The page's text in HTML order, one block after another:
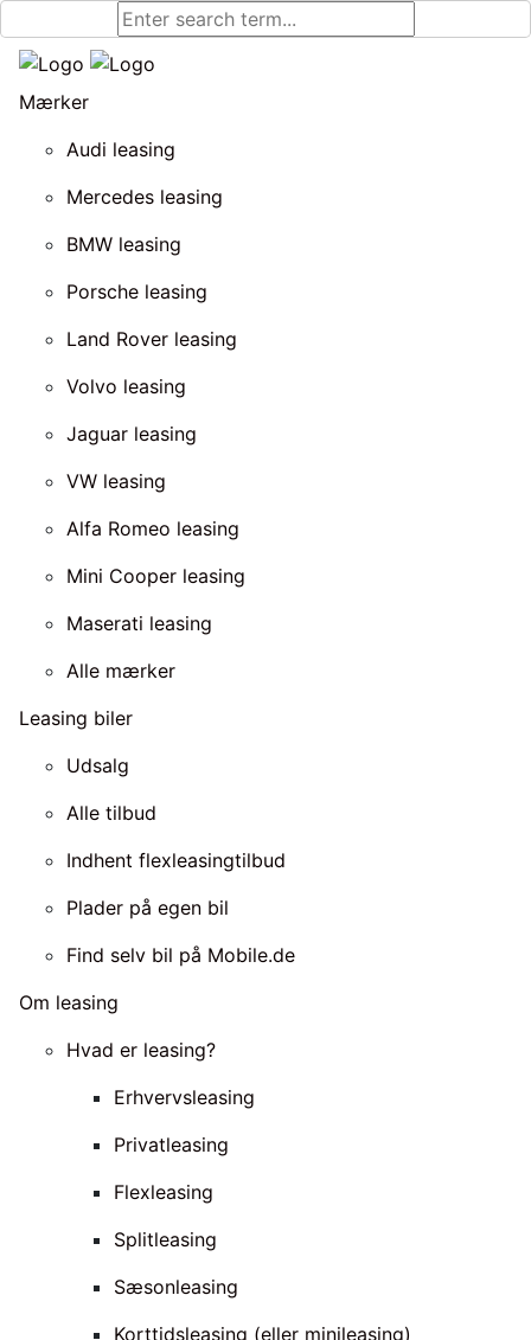
Mærker
Audi leasing
Mercedes leasing
BMW leasing
Porsche leasing
Land Rover leasing
Volvo leasing
Jaguar leasing
VW leasing
Alfa Romeo leasing
Mini Cooper leasing
Maserati leasing
Alle mærker
Leasing biler
Udsalg
Alle tilbud
Indhent flexleasingtilbud
Plader på egen bil
Find selv bil på Mobile.de
Om leasing
Hvad er leasing?
Erhvervsleasing
Privatleasing
Flexleasing
Splitleasing
Sæsonleasing
Korttidsleasing (eller minileasing)